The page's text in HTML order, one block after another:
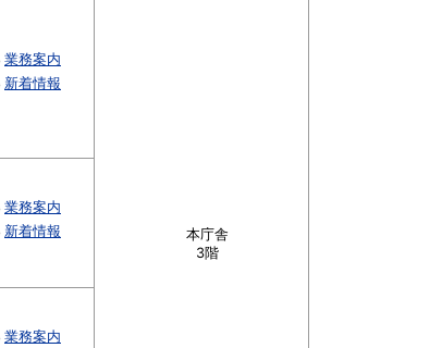
本庁舎
3階
業務案内
新着情報
業務案内
新着情報
業務案内